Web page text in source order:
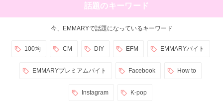
話題のキーワード
今、EMMARYで話題になっているキーワード
100均 CM DIY EFM EMMARYバイト
EMMARYプレミアムバイト Facebook How to
Instagram K-pop